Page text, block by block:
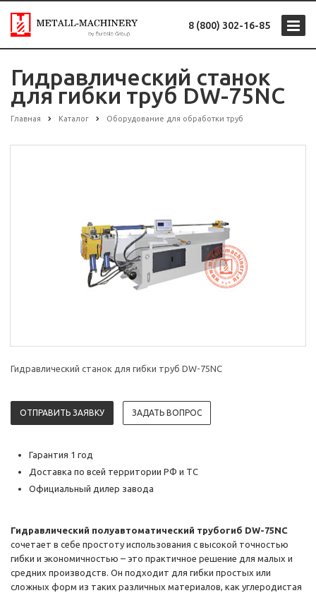
8 (800) 302-16-85
Гидравлический станок
для гибки труб DW-75NC
Главная Каталог Оборудование для обработки труб
Гидравлический станок для гибки труб DW-75NC
ОТПРАВИТЬ ЗАЯВКУ ЗАДАТЬ ВОПРОС
Гарантия 1 год
Доставка по всей территории РФ и ТС
Официальный дилер завода
Гидравлический полуавтоматический трубогиб DW-75NC
сочетает в себе простоту использования с высокой точностью
гибки и экономичностью – это практичное решение для малых и
средних производств. Он подходит для гибки простых или
сложных форм из таких различных материалов, как углеродистая